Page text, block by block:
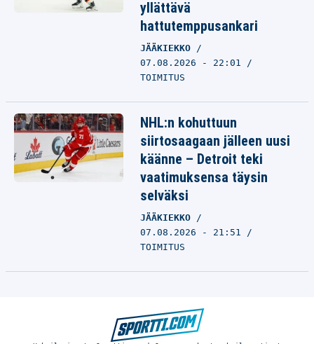
yllättävä
hattutemppusankari
JÄÄKIEKKO
07.08.2026 - 22:01
TOIMITUS
NHL:n kohuttuun
siirtosaagaan jälleen uusi
käänne – Detroit teki
vaatimuksensa täysin
selväksi
JÄÄKIEKKO
07.08.2026 - 21:51
TOIMITUS